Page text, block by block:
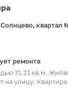
квартал
ремонта
71.21 кв.м.
на улицу.